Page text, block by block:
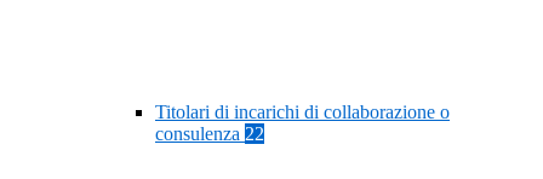
Titolari di incarichi di collaborazione o
consulenza 22